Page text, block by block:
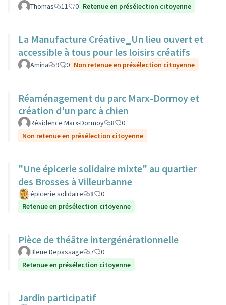
Thomas 11 0 Retenue en présélection citoyenne
La Manufacture Créative_Un lieu ouvert et
accessible à tous pour les loisirs créatifs
Amina 9 0 Non retenue en présélection citoyenne
Réaménagement du parc Marx-Dormoy et
création d'un parc à chien
Résidence Marx-Dormoy 8
0
Non retenue en présélection citoyenne
"Une épicerie solidaire mixte" au quartier
des Brosses à Villeurbanne
épicerie solidaire 8
0
Retenue en présélection citoyenne
Pièce de théâtre intergénérationnelle
Bleue Depassage 7
0
Retenue en présélection citoyenne
Jardin participatif